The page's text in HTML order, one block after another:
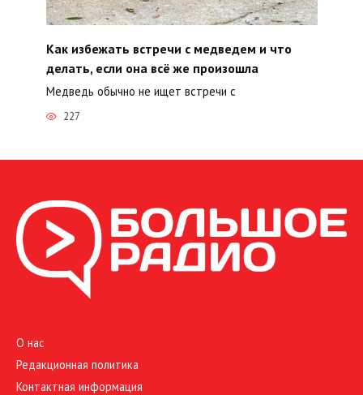
Как избежать встречи с медведем и что
делать, если она всё же произошла
Медведь обычно не ищет встречи с
227
О нас
Редакционная политика
Контактная информация